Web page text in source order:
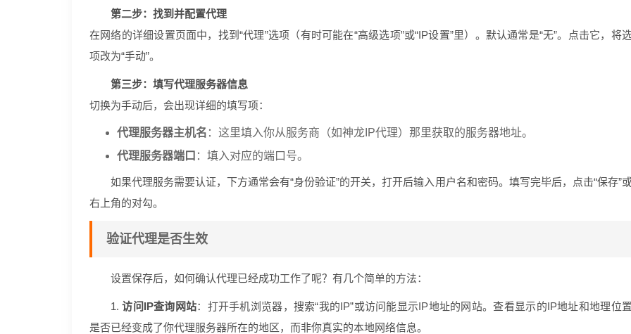
第二步：找到并配置代理
在网络的详细设置页面中，找到“代理”选项（有时可能在“高级选项”或“IP设置”里）。默认通常是“无”。点击它，将
项改为“手动”。
第三步：填写代理服务器信息
切换为手动后，会出现详细的填写项：
代理服务器主机名 ：这里填入你从服务商（如神龙IP代理）那里获取的服务器地址。
代理服务器端口 ：填入对应的端口号。
如果代理服务需要认证，下方通常会有“身份验证”的开关，打开后输入用户名和密码。填写完毕后，点击“保存”
右上角的对勾。
验证代理是否生效
设置保存后，如何确认代理已经成功工作了呢？有几个简单的方法：
1.访问IP查询网站：打开手机浏览器，搜索“我的IP”或访问能显示IP地址的网站。查看显示的IP地址和地理位置
是否已经变成了你代理服务器所在的地区，而非你真实的本地网络信息。